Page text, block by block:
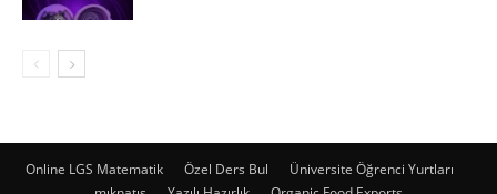
Online LGS Matematik Özel Ders Bul
Üniversite Öğrenci Yurtları